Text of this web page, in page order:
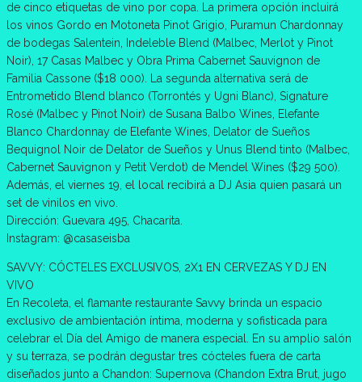
de cinco etiquetas de vino por copa. La primera opción incluirá
los vinos Gordo en Motoneta Pinot Grigio, Puramun Chardonnay
de bodegas Salentein, Indeleble Blend (Malbec, Merlot y Pinot
Noir), 17 Casas Malbec y Obra Prima Cabernet Sauvignon de
Familia Cassone ($18 000). La segunda alternativa será de
Entrometido Blend blanco (Torrontés y Ugni Blanc), ⁠Signature
Rosé (Malbec y Pinot Noir) de Susana Balbo Wines, Elefante
Blanco Chardonnay de Elefante Wines, Delator de Sueños
Bequignol Noir de Delator de Sueños y Unus Blend tinto (Malbec,
Cabernet Sauvignon y Petit Verdot) de Mendel Wines ($29 500).
Además, el viernes 19, el local recibirá a DJ Asia quien pasará un
set de vinilos en vivo.
Dirección: Guevara 495, Chacarita.
Instagram: @casaseisba
SAVVY: CÓCTELES EXCLUSIVOS, 2X1 EN CERVEZAS Y DJ EN
VIVO
En Recoleta, el flamante restaurante Savvy brinda un espacio
exclusivo de ambientación íntima, moderna y sofisticada para
celebrar el Día del Amigo de manera especial. En su amplio salón
y su terraza, se podrán degustar tres cócteles fuera de carta
diseñados junto a Chandon: Supernova (Chandon Extra Brut, jugo